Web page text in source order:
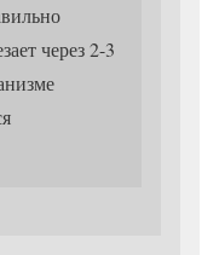
через 2-3